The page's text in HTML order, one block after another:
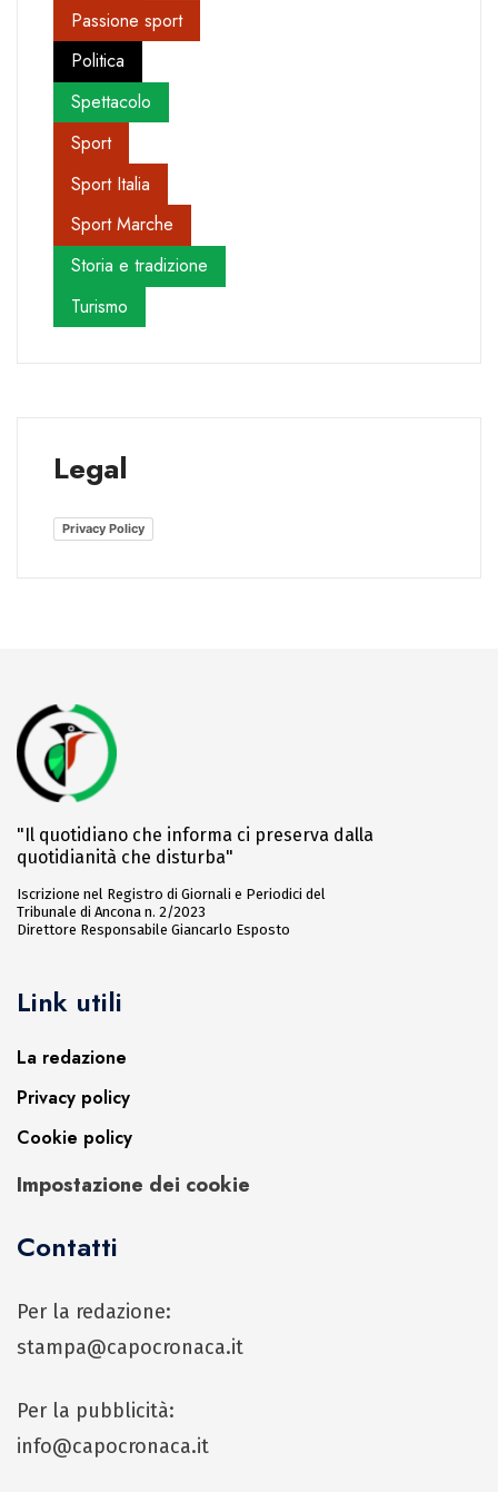
Passione sport
Politica
Spettacolo
Sport
Sport Italia
Sport Marche
Storia e tradizione
Turismo
Legal
Privacy Policy
"Il quotidiano che informa ci preserva dalla
quotidianità che disturba"
Iscrizione nel Registro di Giornali e Periodici del
Tribunale di Ancona n. 2/2023
Direttore Responsabile Giancarlo Esposto
Link utili
La redazione
Privacy policy
Cookie policy
Impostazione dei cookie
Contatti
Per la redazione:
stampa@capocronaca.it
Per la pubblicità:
info@capocronaca.it